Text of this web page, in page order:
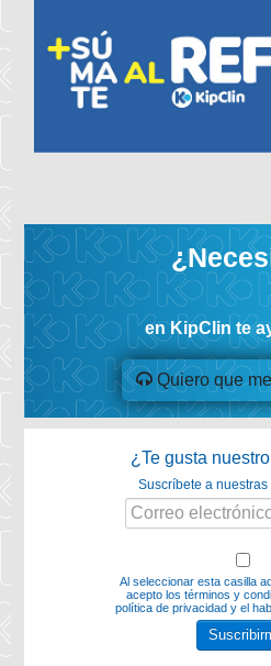
en KipClin te
Quiero que
¿Te gusta
Suscríbete a
Al seleccionar esta casilla
acepto los términos y
política de privacidad y el